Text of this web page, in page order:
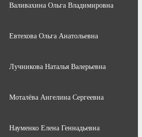
Валивахина Ольга Владимировна
Евтехова Ольга Анатольевна
Лучникова Наталья Валерьевна
Моталёва Ангелина Сергеевна
Науменко Елена Геннадьевна